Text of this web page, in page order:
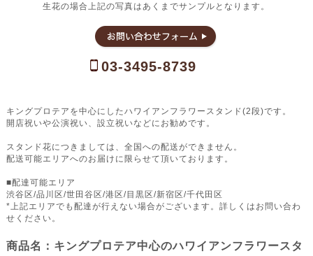
生花の場合上記の写真はあくまでサンプルとなります。
03-3495-8739
キングプロテアを中心にしたハワイアンフラワースタンド(2段)です。
開店祝いや公演祝い、設立祝いなどにお勧めです。
スタンド花につきましては、全国への配送ができません。
配送可能エリアへのお届けに限らせて頂いております。
■配達可能エリア
渋谷区/品川区/世田谷区/港区/目黒区/新宿区/千代田区
*上記エリアでも配達が行えない場合がございます。詳しくはお問い合わ
せください。
商品名：キングプロテア中心のハワイアンフラワースタ